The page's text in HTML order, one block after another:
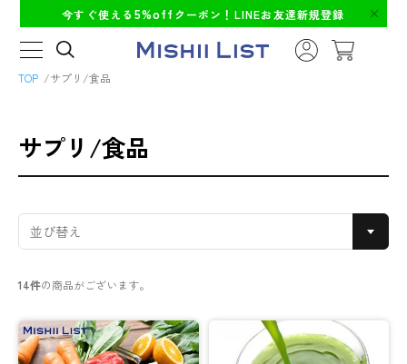
今すぐ使える 5%off クーポン！LINEお友達新規登録
TOP サプリ/食品
サプリ/食品
14件の商品がございます。